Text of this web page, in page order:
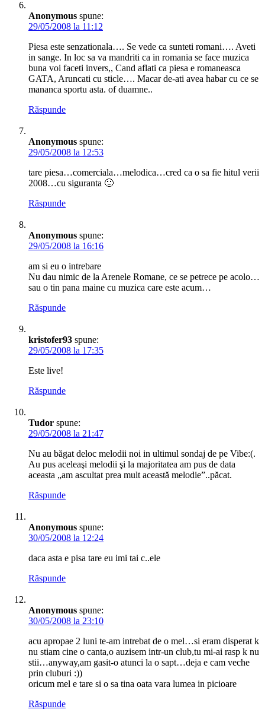
Anonymous spune:
29/05/2008 la 11:12
Piesa este senzationala…. Se vede ca sunteti romani…. Aveti
in sange. In loc sa va mandriti ca in romania se face muzica
buna voi faceti invers,, Cand aflati ca piesa e romaneasca
GATA, Aruncati cu sticle…. Macar de-ati avea habar cu ce se
mananca sportu asta. of duamne..
Răspunde
Anonymous spune:
29/05/2008 la 12:53
tare piesa…comerciala…melodica…cred ca o sa fie hitul verii
2008…cu siguranta 🙂
Răspunde
Anonymous spune:
29/05/2008 la 16:16
am si eu o intrebare
Nu dau nimic de la Arenele Romane, ce se petrece pe acolo…
sau o tin pana maine cu muzica care este acum…
Răspunde
kristofer93 spune:
29/05/2008 la 17:35
Este live!
Răspunde
Tudor spune:
29/05/2008 la 21:47
Nu au băgat deloc melodii noi in ultimul sondaj de pe Vibe:(.
Au pus aceleaşi melodii şi la majoritatea am pus de data
aceasta „am ascultat prea mult această melodie”..păcat.
Răspunde
Anonymous spune:
30/05/2008 la 12:24
daca asta e pisa tare eu imi tai c..ele
Răspunde
Anonymous spune:
30/05/2008 la 23:10
acu apropae 2 luni te-am intrebat de o mel…si eram disperat k
nu stiam cine o canta,o auzisem intr-un club,tu mi-ai rasp k nu
stii…anyway,am gasit-o atunci la o sapt…deja e cam veche
prin cluburi :))
oricum mel e tare si o sa tina oata vara lumea in picioare
Răspunde